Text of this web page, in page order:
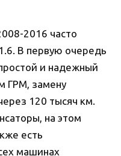
2016 часто
В первую очередь
и надежный
ГРМ, замену
120 тысяч км.
на этом
есть
машинах